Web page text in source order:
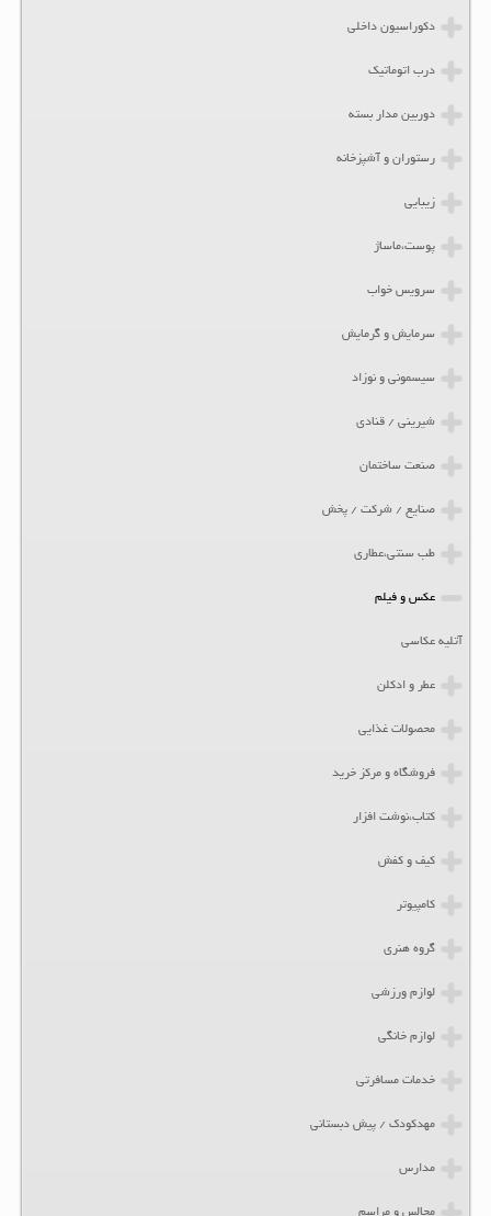
دکوراسیون داخلی
درب اتوماتیک
دوربین مدار بسته
رستوران و آشپزخانه
زیبایی
پوست،ماساژ
سرویس خواب
سرمایش و گرمایش
سیسمونی و نوزاد
شیرینی / قنادی
صنعت ساختمان
صنایع / شرکت / پخش
طب سنتی،عطاری
عکس و فیلم
آتلیه عکاسی
عطر و ادکلن
محصولات غذایی
فروشگاه و مرکز خرید
کتاب،نوشت افزار
کیف و کفش
کامپیوتر
گروه هنری
لوازم ورزشی
لوازم خانگی
خدمات مسافرتی
مهدکودک / پیش دبستانی
مدارس
مجالس و مراسم